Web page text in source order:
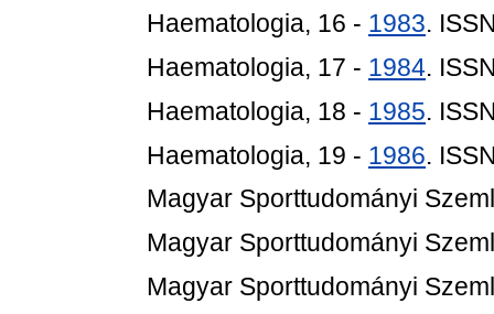
Haematologia, 16 - 1983.
Haematologia, 17 - 1984.
Haematologia, 18 - 1985.
Haematologia, 19 - 1986.
Magyar Sporttudományi
Magyar Sporttudományi
Magyar Sporttudományi